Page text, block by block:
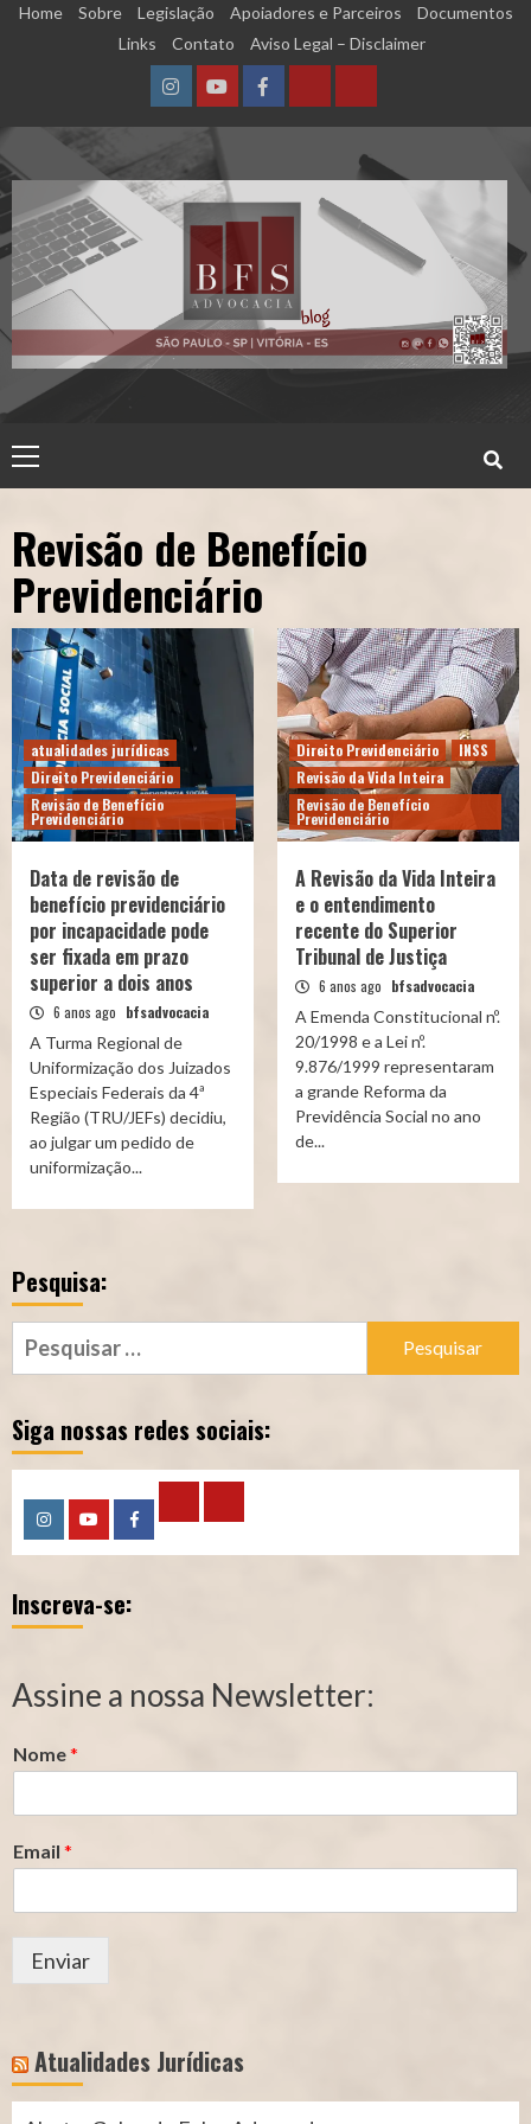
SkipHome Sobre Legislação Apoiadores e Parceiros
Documentos
Links
Contato Aviso Legal – Disclaimer
InstagramYouTubeFacebookCalculadora
Qualidade
de
Segurado
(INSS)
Calculadora
Tempo
de
Contribuição
Menu
Revisão de Benefício
Previdenciário
atualidades jurídicas
Direito Previdenciário
Revisão de Benefício
Previdenciário
Data de revisão de
benefício previdenciário
por incapacidade pode
ser fixada em prazo
superior a dois anos
6 anos ago bfsadvocacia
A Turma Regional de
Uniformização dos Juizados
Especiais Federais da 4ª
Região (TRU/JEFs) decidiu,
ao julgar um pedido de
uniformização...
Direito Previdenciário
INSS
Revisão da Vida Inteira
Revisão de Benefício
Previdenciário
A Revisão da Vida Inteira
e o entendimento
recente do Superior
Tribunal de Justiça
6 anos ago bfsadvocacia
A Emenda Constitucional nº.
20/1998 e a Lei nº.
9.876/1999 representaram
a grande Reforma da
Previdência Social no ano
de...
Pesquisa:
Pesquisar
por:
Siga nossas redes sociais:
InstagramYouTubeFacebook
Calculadora
–
Segurado
Calculadora
–
Contribuição
Inscreva-se:
Assine a nossa Newsletter:
Nome*
Email *
Enviar
Atualidades Jurídicas